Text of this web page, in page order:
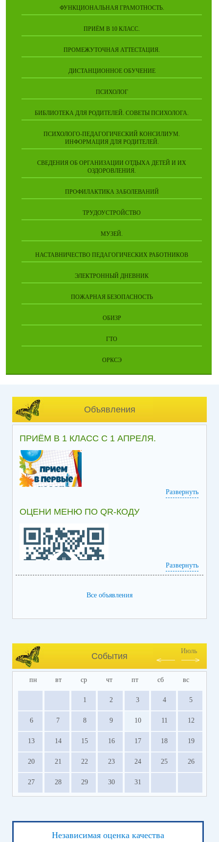
ФУНКЦИОНАЛЬНАЯ ГРАМОТНОСТЬ.
ПРИЁМ В 10 КЛАСС.
ПРОМЕЖУТОЧНАЯ АТТЕСТАЦИЯ.
ДИСТАНЦИОННОЕ ОБУЧЕНИЕ
ПСИХОЛОГ
БИБЛИОТЕКА ДЛЯ РОДИТЕЛЕЙ. СОВЕТЫ ПСИХОЛОГА.
ПСИХОЛОГО-ПЕДАГОГИЧЕСКИЙ КОНСИЛИУМ.
ИНФОРМАЦИЯ ДЛЯ РОДИТЕЛЕЙ.
СВЕДЕНИЯ ОБ ОРГАНИЗАЦИИ ОТДЫХА ДЕТЕЙ И ИХ
ОЗДОРОВЛЕНИЯ.
ПРОФИЛАКТИКА ЗАБОЛЕВАНИЙ
ТРУДОУСТРОЙСТВО
МУЗЕЙ.
НАСТАВНИЧЕСТВО ПЕДАГОГИЧЕСКИХ РАБОТНИКОВ
ЭЛЕКТРОННЫЙ ДНЕВНИК
ПОЖАРНАЯ БЕЗОПАСНОСТЬ
ОБИЗР
ГТО
ОРКСЭ
Объявления
ПРИЁМ В 1 КЛАСС С 1 АПРЕЛЯ.
Развернуть
ОЦЕНИ МЕНЮ ПО QR-КОДУ
Развернуть
Все объявления
События
Июль
пн вт ср чт пт сб вс
1 2 3 4 5
6 7 8 9 10 11 12
13 14 15 16 17 18 19
20 21 22 23 24 25 26
27 28 29 30 31
Независимая оценка качества